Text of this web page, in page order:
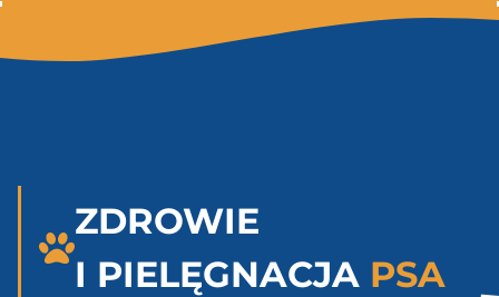
ZDROWIE
I PIELĘGNACJA PSA